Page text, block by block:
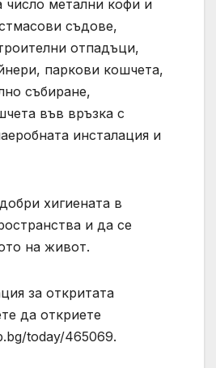
число метални кофи и
съдове,
отпадъци,
паркови кошчета,
събиране,
във връзка с
инсталация и
хигиената в
и да се
на живот.
за откритата
да откриете
today/465069.